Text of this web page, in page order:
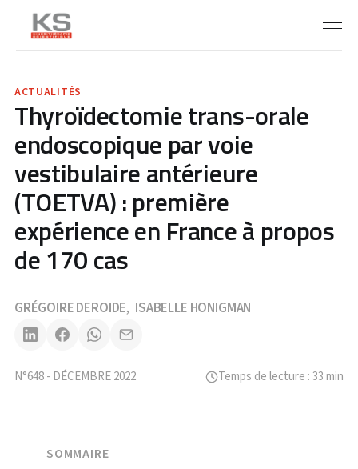
ACTUALITÉS
Thyroïdectomie trans-orale
endoscopique par voie
vestibulaire antérieure
(TOETVA) : première
expérience en France à propos
de 170 cas
GRÉGOIRE DEROIDE, ISABELLE HONIGMAN
N°648 - DÉCEMBRE 2022 Temps de lecture : 33 min
SOMMAIRE